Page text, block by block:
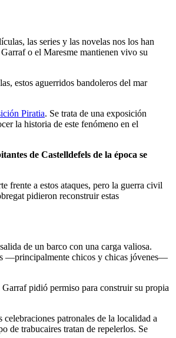
las series y las novelas nos los han
o el Maresme mantienen vivo su
estos aguerridos bandoleros del mar
Piratia. Se trata de una exposición
la historia de este fenómeno en el
de Castelldefels de la época se
frente a estos ataques, pero la guerra civil
pidieron reconstruir estas
de un barco con una carga valiosa.
—principalmente chicos y chicas jóvenes—
pidió permiso para construir su propia
patronales de la localidad a
de trabucaires tratan de repelerlos. Se